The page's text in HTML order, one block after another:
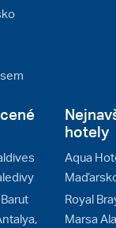
hotely
Aqua
Royal
Marsa